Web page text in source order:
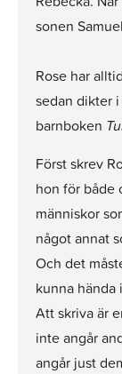
sonen
Rose har
sedan dikter
barnboken
Först skrev
hon för både
människor
något annat
Och det
kunna hända
Att skriva är
inte angår
angår just